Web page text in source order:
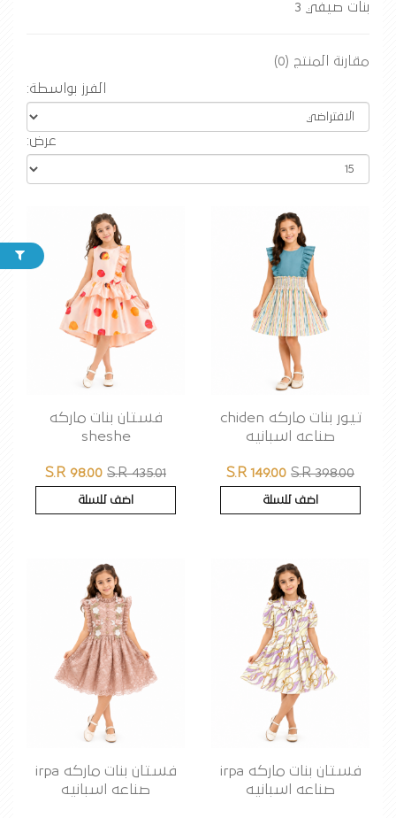
بنات صيفي 3
مقارنة المنتج (0)
الفرز بواسطة:
عرض:
تيور بنات ماركه chiden
صناعه اسبانيه
S.R 149.00 S.R 398.00
اضف للسلة
فستان بنات ماركه
sheshe
S.R 98.00 S.R 435.01
اضف للسلة
فستان بنات ماركه irpa
صناعه اسبانيه
فستان بنات ماركه irpa
صناعه اسبانيه